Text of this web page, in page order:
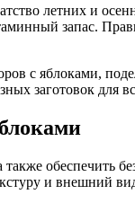
летних и
запас.
с яблоками,
заготовок для
обеспечить
и внешний